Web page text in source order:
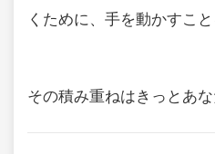
くために、手を動かすこ
その積み重ねはきっとあ